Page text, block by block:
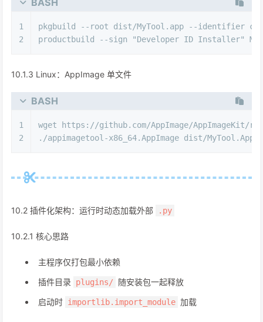
1
2
pkgbuild --root dist/MyTool.app --identifier
productbuild --sign
"Developer ID Installer"
10.1.3 Linux：AppImage 单文件
BASH
1
2
wget https://github.com/AppImage/AppImageKit/
./appimagetool-x86_64.AppImage dist/
10.2 插件化架构：运行时动态加载外部 .py
10.2.1 核心思路
主程序仅打包最小依赖
插件目录 plugins/
随安装包一起释放
启动时 importlib.import_module 加载